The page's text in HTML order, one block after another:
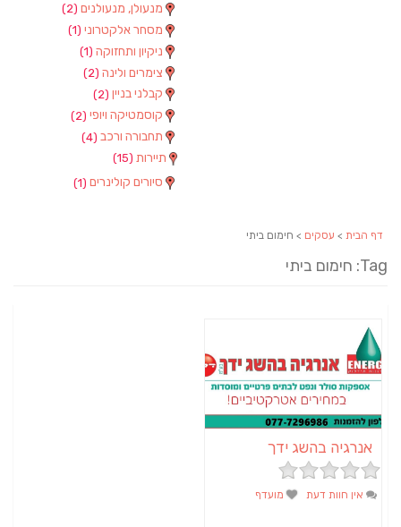
מנעולן, מנעולנים (2)
מסחר אלקטרוני (1)
ניקיון ותחזוקה (1)
צימרים ולינה (2)
קבלני בניין (2)
קוסמטיקה ויופי (2)
תחבורה ורכב (4)
תיירות (15)
סיורים קולינרים (1)
דף הבית > עסקים > חימום ביתי
Tag: חימום ביתי
אנרגיה בהשג ידך
אין חוות דעת מועדף